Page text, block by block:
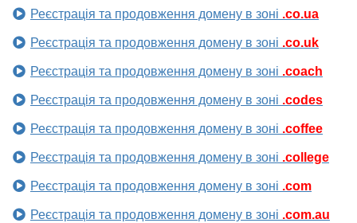
Реєстрація та продовження домену в зоні .co.ua
Реєстрація та продовження домену в зоні .co.uk
Реєстрація та продовження домену в зоні .coach
Реєстрація та продовження домену в зоні .codes
Реєстрація та продовження домену в зоні .coffee
Реєстрація та продовження домену в зоні .college
Реєстрація та продовження домену в зоні .com
Реєстрація та продовження домену в зоні .com.au